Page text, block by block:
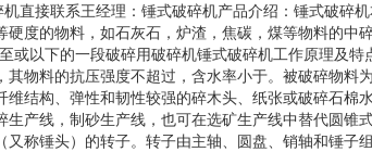
直接联系王经理：锤式破碎机产品介绍：锤式破碎
度的物料，如石灰石，炉渣，焦碳，煤等物料的中碎
或以下的一段破碎用破碎机锤式破碎机工作原理及特
物料的抗压强度不超过，含水率小于。被破碎物料
结构、弹性和韧性较强的碎木头、纸张或破碎石棉
产线，制砂生产线，也可在选矿生产线中替代圆锥
称锤头）的转子。转子由主轴、圆盘、销轴和锤子